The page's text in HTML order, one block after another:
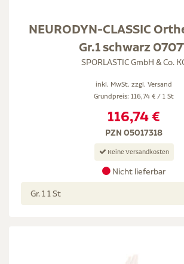
NEURODYN-CLASSIC
Gr.1 schwarz
SPORLASTIC GmbH & Co.
inkl. MwSt. zzgl. Versand
Grundpreis: 116,74 € / 1 St
116,74 €
PZN 05017318
Keine Versandkosten
Nicht lieferbar
Gr. 1 1 St